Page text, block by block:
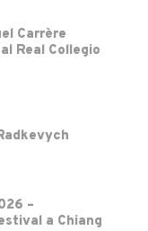
Carrère
Real Collegio
–
a Chiang